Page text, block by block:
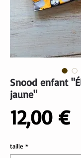
Snood enfant
jaune"
12,00 €
taille *